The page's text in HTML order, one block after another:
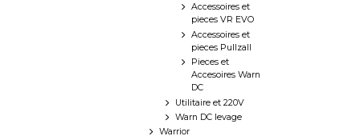
Accessoires et
pieces VR EVO
Accessoires et
pieces Pullzall
Pieces et
Accesoires Warn
DC
Utilitaire et 220V
Warn DC levage
Warrior